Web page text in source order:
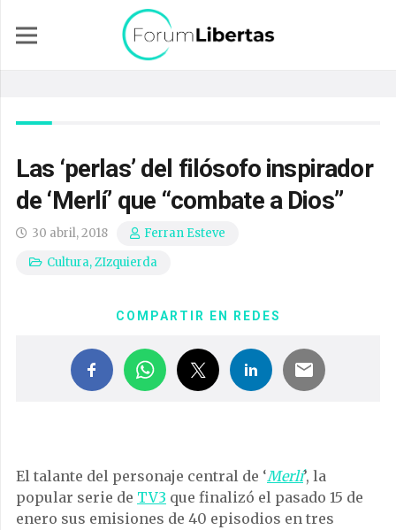
Las ‘perlas’ del filósofo inspirador
de ‘Merlí’ que “combate a Dios”
30 abril, 2018
Ferran Esteve
Cultura,ZIzquierda
COMPARTIR EN REDES
El talante del personaje central de ‘Merlí’, la
popular serie de TV3 que finalizó el pasado 15 de
enero sus emisiones de 40 episodios en tres